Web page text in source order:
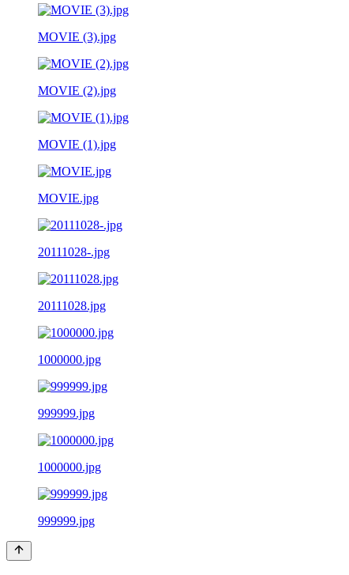
MOVIE (3).jpg
MOVIE (2).jpg
MOVIE (1).jpg
MOVIE.jpg
20111028-.jpg
20111028.jpg
1000000.jpg
999999.jpg
1000000.jpg
999999.jpg